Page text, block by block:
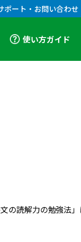
ポート・お問い合わせ
使い方ガイド
の読解力の勉強法」